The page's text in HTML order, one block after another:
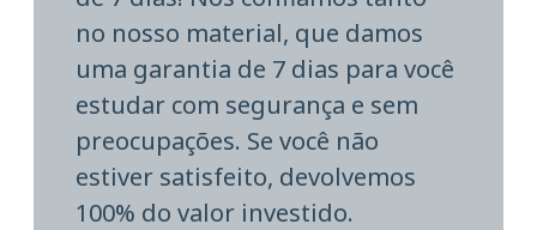
no nosso material, que damos
uma garantia de 7 dias para você
estudar com segurança e sem
preocupações. Se você não
estiver satisfeito, devolvemos
100% do valor investido.